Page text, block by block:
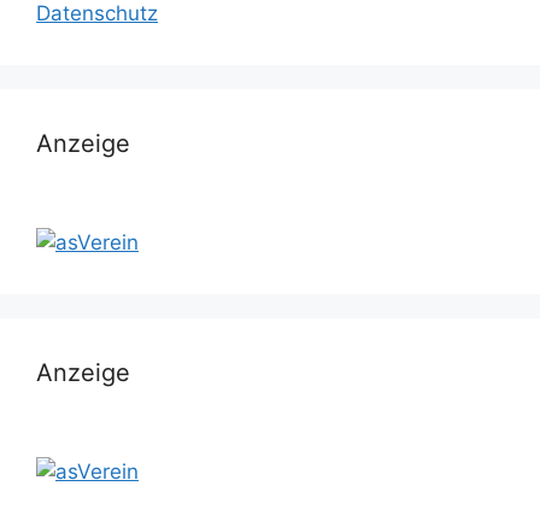
Datenschutz
Anzeige
Anzeige